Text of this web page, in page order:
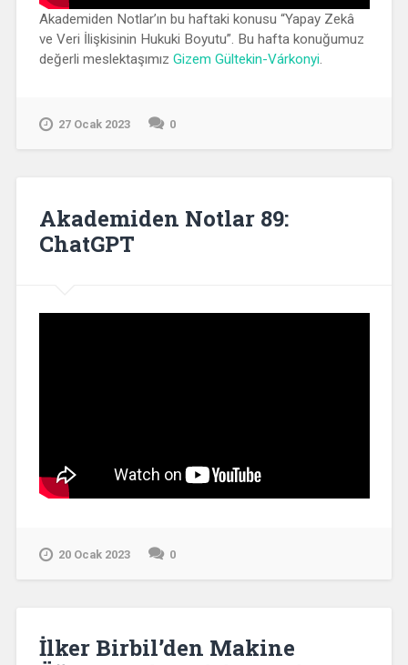
Akademiden Notlar’ın bu haftaki konusu “Yapay Zekâ
ve Veri İlişkisinin Hukuki Boyutu”. Bu hafta konuğumuz
değerli meslektaşımız Gizem Gültekin-Várkonyi.
27 Ocak 2023 0
Akademiden Notlar 89:
ChatGPT
20 Ocak 2023 0
İlker Birbil’den Makine